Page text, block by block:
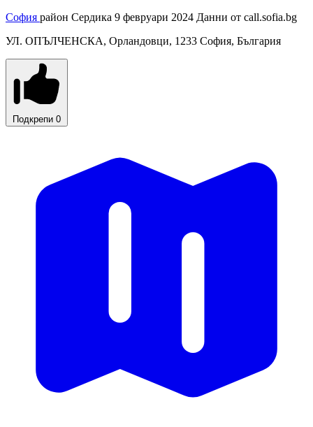
София район Сердика 9 февруари 2024 Данни от call.sofia.bg
УЛ. ОПЪЛЧЕНСКА, Орландовци, 1233 София, България
Подкрепи 0